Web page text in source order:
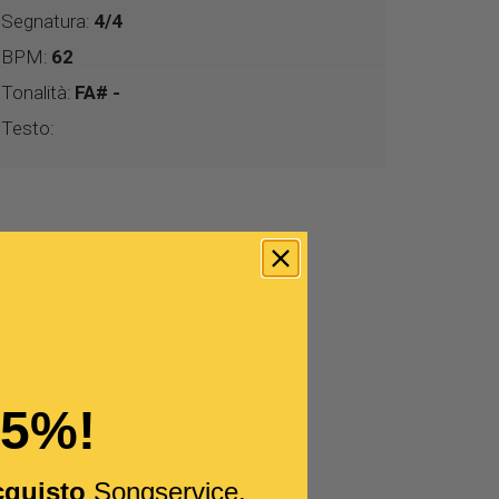
Segnatura: 4/4
BPM: 62
Tonalità: FA# -
Testo:
Songservice.